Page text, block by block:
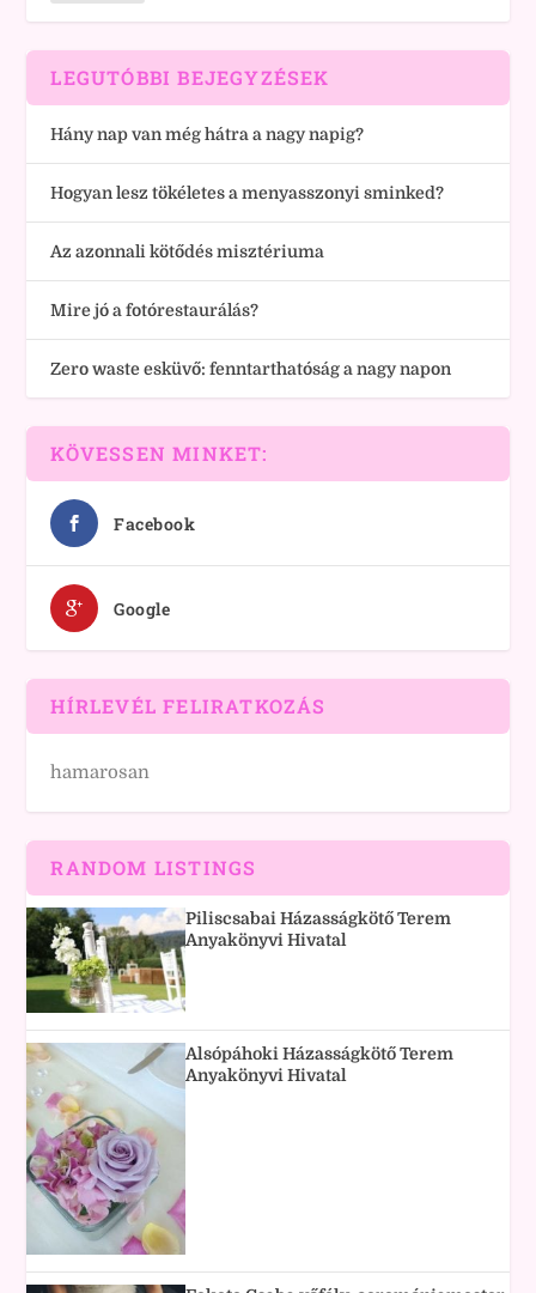
LEGUTÓBBI BEJEGYZÉSEK
Hány nap van még hátra a nagy napig?
Hogyan lesz tökéletes a menyasszonyi sminked?
Az azonnali kötődés misztériuma
Mire jó a fotórestaurálás?
Zero waste esküvő: fenntarthatóság a nagy napon
KÖVESSEN MINKET:
Facebook
Google
HÍRLEVÉL FELIRATKOZÁS
hamarosan
RANDOM LISTINGS
Piliscsabai Házasságkötő Terem
Anyakönyvi Hivatal
Alsópáhoki Házasságkötő Terem
Anyakönyvi Hivatal